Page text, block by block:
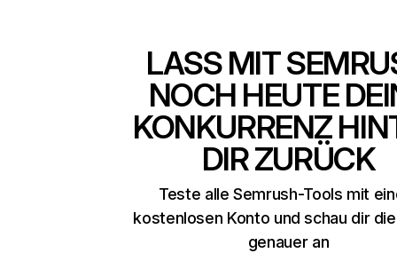
LASS MIT
NOCH HEUTE
KONKURRENZ
DIR ZURÜCK
Teste alle Semrush-Tools mit
kostenlosen Konto und schau dir
genauer an